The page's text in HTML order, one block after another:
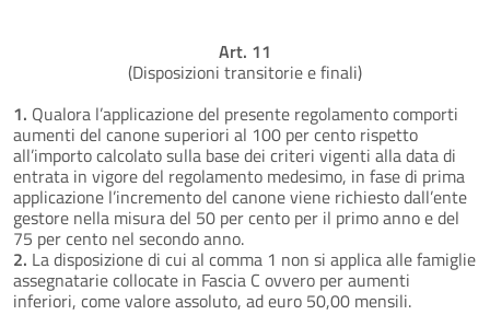
Art. 11
(Disposizioni transitorie e finali)
1. Qualora l’applicazione del presente regolamento comporti
aumenti del canone superiori al 100 per cento rispetto
all’importo calcolato sulla base dei criteri vigenti alla data di
entrata in vigore del regolamento medesimo, in fase di prima
applicazione l’incremento del canone viene richiesto dall’ente
gestore nella misura del 50 per cento per il primo anno e del
75 per cento nel secondo anno.
2. La disposizione di cui al comma 1 non si applica alle famiglie
assegnatarie collocate in Fascia C ovvero per aumenti
inferiori, come valore assoluto, ad euro 50,00 mensili.